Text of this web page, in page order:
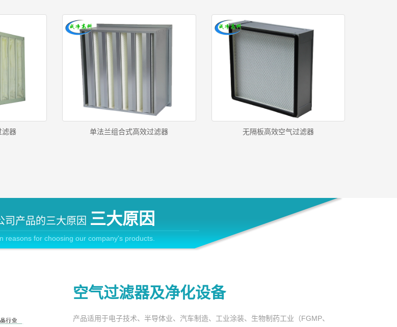
滤器 单法兰组合式高效过滤器 无隔板高效空气过滤器
司产品的三大原因 三大原因
reasons for choosing our company's products.
空气过滤器及净化设备
产品适用于电子技术、半导体业、汽车制造、工业涂装、生物制药工业（FGMP、